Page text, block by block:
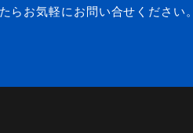
らお気軽にお問い合せください。